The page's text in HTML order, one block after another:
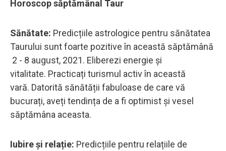
Horoscop săptămânal Taur
Sănătate: Predicțiile astrologice pentru sănătatea
Taurului sunt foarte pozitive în această săptămână
2 - 8 august, 2021. Eliberezi energie și
vitalitate. Practicați turismul activ în această
vară. Datorită sănătății fabuloase de care vă
bucurați, aveți tendința de a fi optimist și vesel
săptămâna aceasta.
Iubire și relație: Predicțiile pentru relațiile de